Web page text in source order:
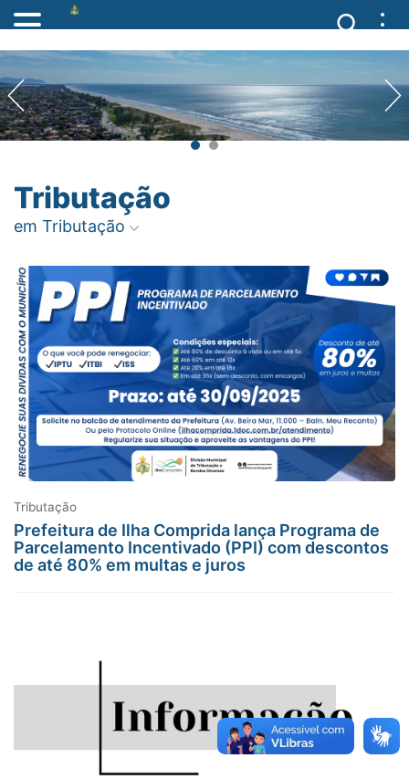
Tributação
em Tributação
Tributação
Prefeitura de Ilha Comprida lança Programa de
Parcelamento Incentivado (PPI) com descontos
de até 80% em multas e juros